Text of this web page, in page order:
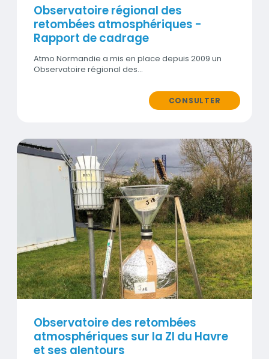
Observatoire régional des
retombées atmosphériques -
Rapport de cadrage
Atmo Normandie a mis en place depuis 2009 un
Observatoire régional des…
CONSULTER
Contenus
Observatoire des retombées
atmosphériques sur la ZI du Havre
et ses alentours